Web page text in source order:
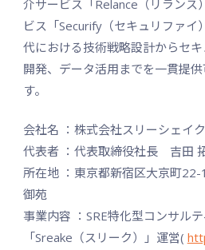
介サービス「Relance（リランス
ビス「Securify（セキュリファイ
代における技術戦略設計からセ
開発、データ活用までを一貫提
す。
会社名 ：株式会社スリーシェイク
代表者 ：代表取締役社長 吉田
所在地 ：東京都新宿区大京町
御苑
事業内容 ：SRE特化型コンサル
「Sreake（スリーク）」運営(